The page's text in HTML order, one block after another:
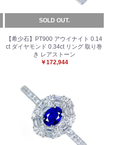
SOLD OUT.
【希少石】PT900 アウイナイト 0.14
ct ダイヤモンド 0.34ct リング 取り巻
き レアストーン
￥172,944